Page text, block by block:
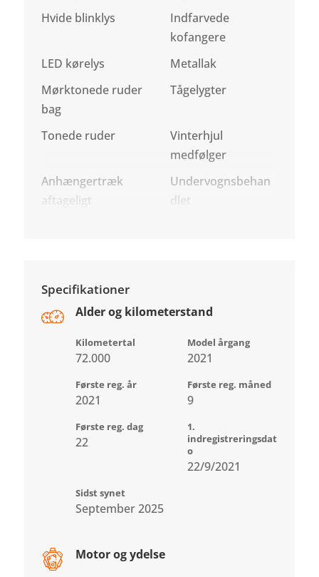
Hvide blinklys
Indfarvede
kofangere
LED kørelys
Metallak
Mørktonede ruder
bag
Tågelygter
Tonede ruder
Vinterhjul
medfølger
Anhængertræk
aftageligt
Undervognsbehan
dlet
Specifikationer
Alder og kilometerstand
Kilometertal
72.000
Model årgang
2021
Første reg. år
2021
Første reg. måned
9
Første reg. dag
22
1.
indregistreringsdat
o
22/9/2021
Sidst synet
September 2025
Motor og ydelse